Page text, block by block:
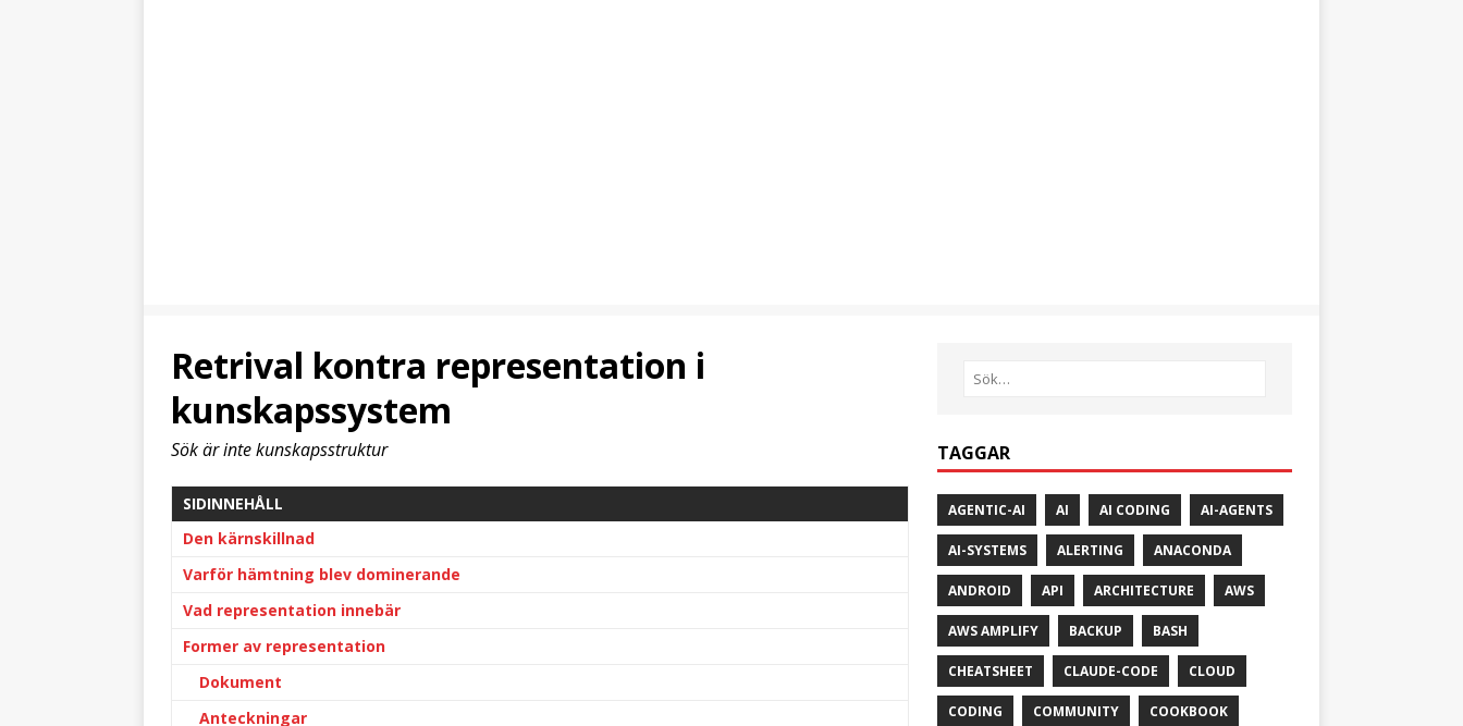
Retrival kontra representation i
kunskapssystem
Sök är inte kunskapsstruktur
SIDINNEHÅLL
Den kärnskillnad
Varför hämtning blev dominerande
Vad representation innebär
Former av representation
Dokument
Anteckningar
TAGGAR
AGENTIC-AI AI AI CODING AI-AGENTS
AI-SYSTEMS ALERTING ANACONDA
ANDROID API ARCHITECTURE AWS
AWS AMPLIFY BACKUP BASH
CHEATSHEET CLAUDE-CODE CLOUD
CODING COMMUNITY COOKBOOK